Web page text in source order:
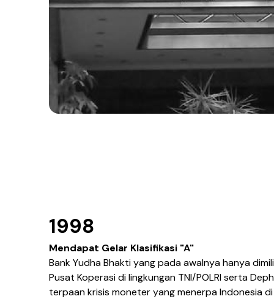
1998
Mendapat Gelar Klasifikasi "A"
Bank Yudha Bhakti yang pada awalnya hanya
Pusat Koperasi di lingkungan TNI/POLRI serta
terpaan krisis moneter yang menerpa Indonesia